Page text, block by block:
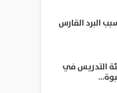
البرد القارس
التدريس في